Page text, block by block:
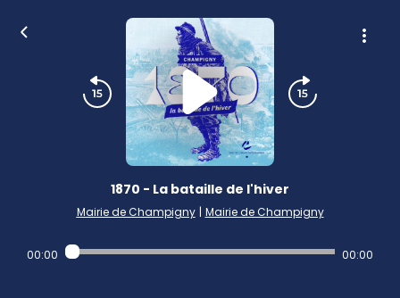
1870 - La bataille de l'hiver
Mairie de Champigny | Mairie de Champigny
00:00 00:00